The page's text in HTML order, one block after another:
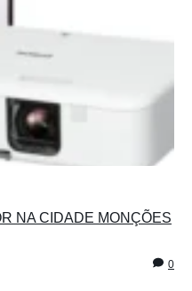
NA CIDADE MONÇÕES
0